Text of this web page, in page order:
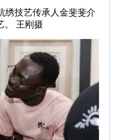
绣技艺传承人金斐斐介
。 王刚摄